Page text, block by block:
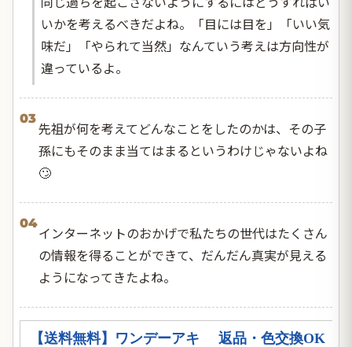
いかを考えるべきだよね。「目には目を」「いい気
味だ」「やられて当然」なんていう考えは方向性が
違っているよ。
03
先祖が何を考えてどんなことをしたのかは、その子
孫にもそのまま当てはまるというわけじゃないよね
🙄
04
インターネットのおかげで私たちの世代はたくさん
の情報を得ることができて、だんだん真実が見える
ようになってきたよね。